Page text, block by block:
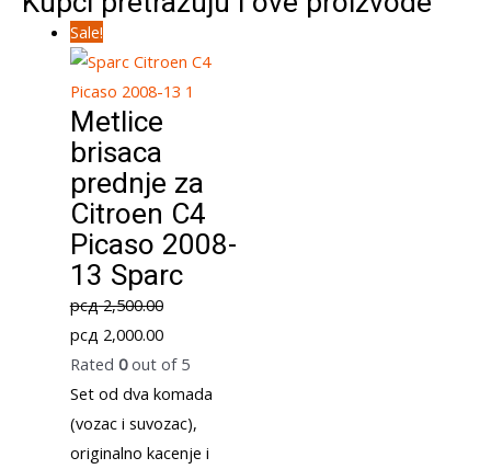
Sale!
Metlice
brisaca
prednje za
Citroen C4
Picaso 2008-
13 Sparc
рсд2,500.00
Original
price
was:
рсд 2,500.00.
рсд 2,000.00Current
price
is:
рсд 2,000.00.
Rated 0out of 5
Set od dva komada
(vozac i suvozac),
originalno kacenje i